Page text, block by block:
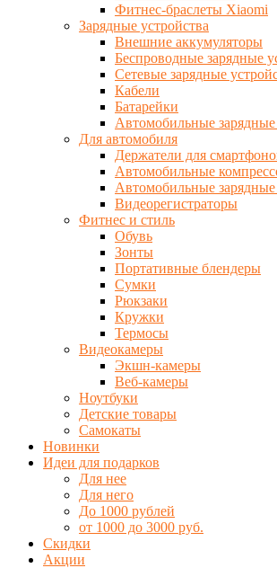
Фитнес-браслеты Xiaomi
Зарядные устройства
Внешние аккумуляторы
Беспроводные зарядные
Сетевые зарядные
Кабели
Батарейки
Автомобильные зарядные
Для автомобиля
Держатели для
Автомобильные
Автомобильные зарядные
Видеорегистраторы
Фитнес и стиль
Обувь
Зонты
Портативные блендеры
Сумки
Рюкзаки
Кружки
Термосы
Видеокамеры
Экшн-камеры
Веб-камеры
Ноутбуки
Детские товары
Самокаты
Новинки
Идеи для подарков
Для нее
Для него
До 1000 рублей
от 1000 до 3000 руб.
Скидки
Акции